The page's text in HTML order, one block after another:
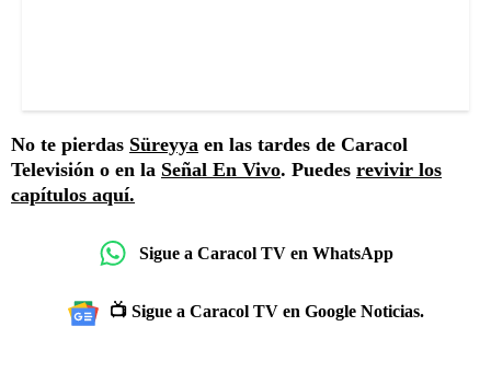
No te pierdas Süreyya en las tardes de Caracol
Televisión o en la Señal En Vivo. Puedes revivir los
capítulos aquí.
Sigue a Caracol TV en WhatsApp
📺 Sigue a Caracol TV en Google Noticias.